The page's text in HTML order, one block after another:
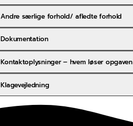
Andre særlige forhold/ afledte forhold
Dokumentation
Kontaktoplysninger – hvem løser opgaven
Klagevejledning